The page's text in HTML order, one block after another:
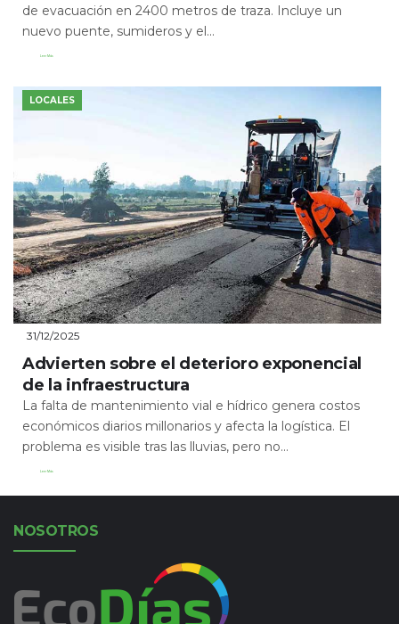
de evacuación en 2400 metros de traza. Incluye un
nuevo puente, sumideros y el...
Leer Más
LOCALES
31/12/2025
Advierten sobre el deterioro exponencial
de la infraestructura
La falta de mantenimiento vial e hídrico genera costos
económicos diarios millonarios y afecta la logística. El
problema es visible tras las lluvias, pero no...
Leer Más
NOSOTROS